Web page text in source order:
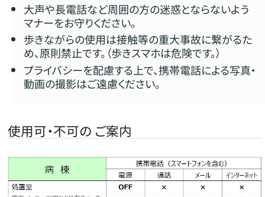
大声や長電話など周囲の方の迷惑とならないよう
マナーをお守りください。
歩きながらの使用は接触等の重大事故に繋がるた
め、原則禁止です。（歩きスマホは危険です。）
プライバシーを配慮する上で、携帯電話による写真・
動画の撮影はご遠慮ください。
使用可・不可の ご案内